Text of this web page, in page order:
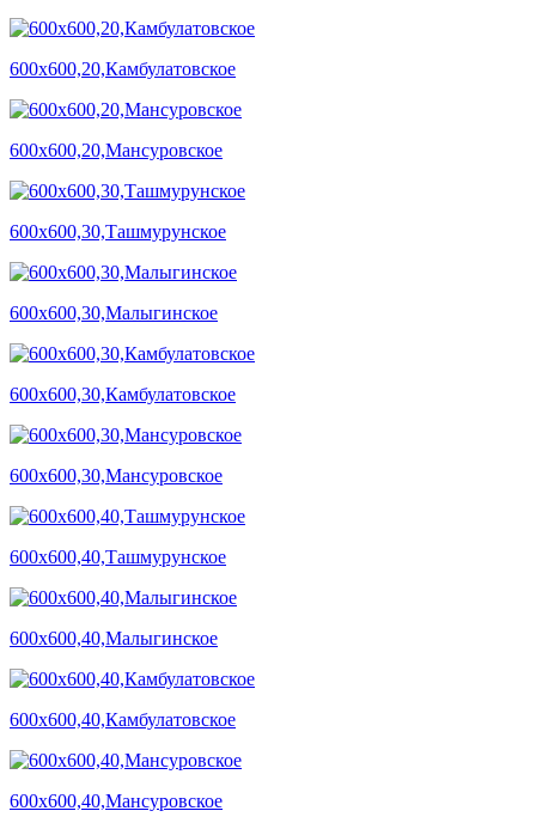
600х600,20,Камбулатовское
600х600,20,Мансуровское
600х600,30,Ташмурунское
600х600,30,Малыгинское
600х600,30,Камбулатовское
600х600,30,Мансуровское
600х600,40,Ташмурунское
600х600,40,Малыгинское
600х600,40,Камбулатовское
600х600,40,Мансуровское